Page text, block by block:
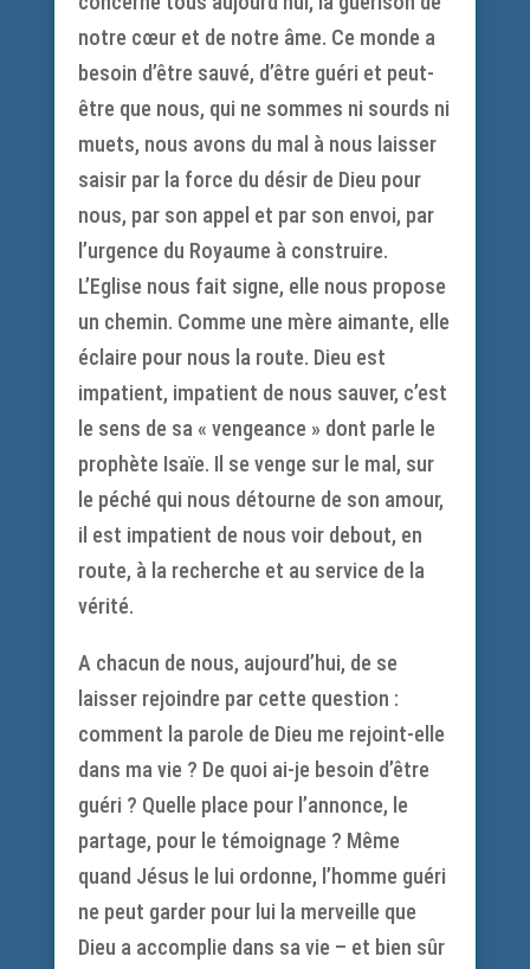
notre cœur et de notre âme. Ce monde a
besoin d’être sauvé, d’être guéri et peut-
être que nous, qui ne sommes ni sourds ni
muets, nous avons du mal à nous laisser
saisir par la force du désir de Dieu pour
nous, par son appel et par son envoi, par
l’urgence du Royaume à construire.
L’Eglise nous fait signe, elle nous propose
un chemin. Comme une mère aimante, elle
éclaire pour nous la route. Dieu est
impatient, impatient de nous sauver, c’est
le sens de sa « vengeance » dont parle le
prophète Isaïe. Il se venge sur le mal, sur
le péché qui nous détourne de son amour,
il est impatient de nous voir debout, en
route, à la recherche et au service de la
vérité.
A chacun de nous, aujourd’hui, de se
laisser rejoindre par cette question :
comment la parole de Dieu me rejoint-elle
dans ma vie ? De quoi ai-je besoin d’être
guéri ? Quelle place pour l’annonce, le
partage, pour le témoignage ? Même
quand Jésus le lui ordonne, l’homme guéri
ne peut garder pour lui la merveille que
Dieu a accomplie dans sa vie – et bien sûr